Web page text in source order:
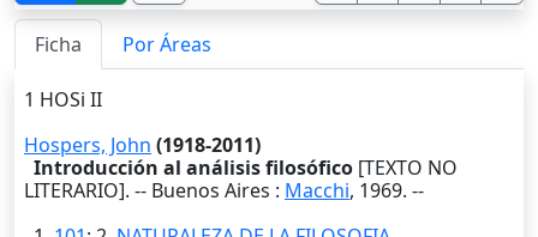
Ficha Por Áreas
1 HOSi II
Hospers, John (1918-2011)
Introducción al análisis filosófico [TEXTO NO
LITERARIO]. -- Buenos Aires : Macchi, 1969. --